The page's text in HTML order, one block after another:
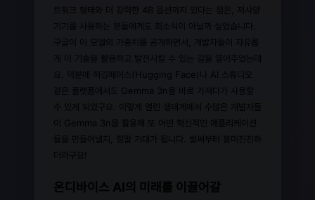
트워크 형태와 더 강력한 4B 옵션까지 있다는 점은, 저사양
기기를 사용하는 분들에게도 희소식이 아닐까 싶었습니다.
구글이 이 모델의 가중치를 공개하면서, 개발자들이 자유롭
게 이 기술을 활용하고 발전시킬 수 있는 길을 열어주었는데
요. 덕분에 허깅페이스(Hugging Face)나 AI 스튜디오
같은 플랫폼에서도 Gemma 3n을 바로 가져다가 사용할
수 있게 되었구요. 이렇게 열린 생태계에서 수많은 개발자들
이 Gemma 3n을 활용해 또 어떤 혁신적인 애플리케이션
들을 만들어낼지, 정말 기대가 됩니다. 벌써부터 흥미진진하
더라구요!
온디바이스 AI의 미래를 이끌어갈